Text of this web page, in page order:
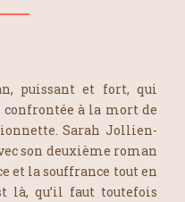
puissant et fort, qui
confrontée à la mort de
Sarah Jollien-
son deuxième roman
et la souffrance tout en
là, qu’il faut toutefois